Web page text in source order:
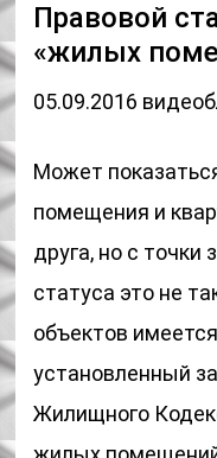
Правовой
«жилых
05.09.2016
Может
помещения и
друга, но с точки
статуса это не
объектов
установленный
Жилищного